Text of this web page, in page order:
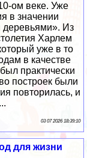
ом веке. Уже
в значении
деревьями». Из
Харлем
уже в то
в качестве
практически
построек были
повторилась, и
03 07 2026 18:39:10
для жизни